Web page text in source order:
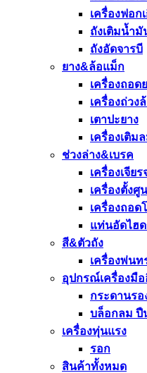
เครื่องฟอก
ถังเติมน้ำมั
ถังอัดจารบี
ยาง&ล้อแม็ก
เครื่องถอด
เครื่องถ่วง
เตาปะยาง
เครื่องเติม
ช่วงล่าง&เบรค
เครื่องเจีย
เครื่องตั้งศู
เครื่องถอด
แท่นอัดไฮ
สี&ตัวถัง
เครื่องพ่นท
อุปกรณ์เครื่องมือ
กระดานร
บล็อกลม ปื
เครื่องทุ่นแรง
รอก
สินค้าทั้งหมด